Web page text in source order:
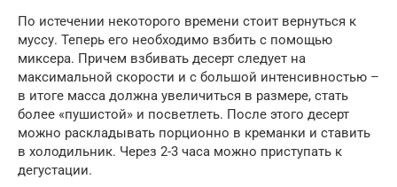
По истечении некоторого времени стоит вернуться к
муссу. Теперь его необходимо взбить с помощью
миксера. Причем взбивать десерт следует на
максимальной скорости и с большой интенсивностью –
в итоге масса должна увеличиться в размере, стать
более «пушистой» и посветлеть. После этого десерт
можно раскладывать порционно в креманки и ставить
в холодильник. Через 2-3 часа можно приступать к
дегустации.